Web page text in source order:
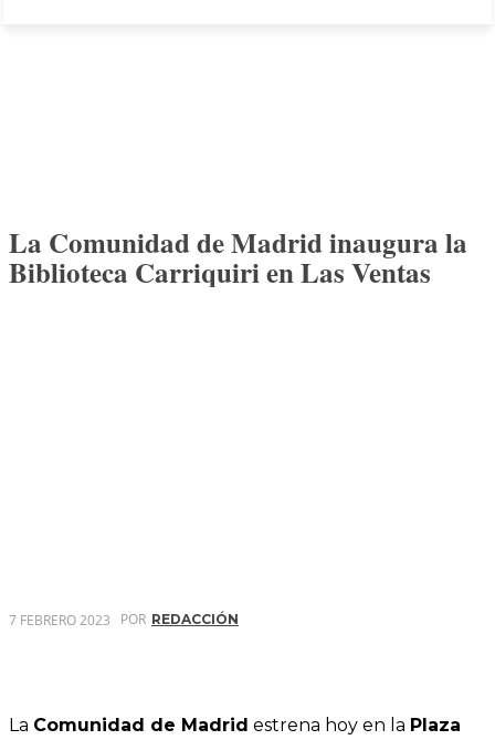
La Comunidad de Madrid inaugura la
Biblioteca Carriquiri en Las Ventas
7 FEBRERO 2023 POR REDACCIÓN
La Comunidad de Madrid estrena hoy en la Plaza